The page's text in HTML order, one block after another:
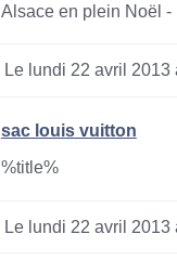
Alsace en plein Noël
Le lundi 22 avril 2013
sac louis vuitton
%title%
Le lundi 22 avril 2013